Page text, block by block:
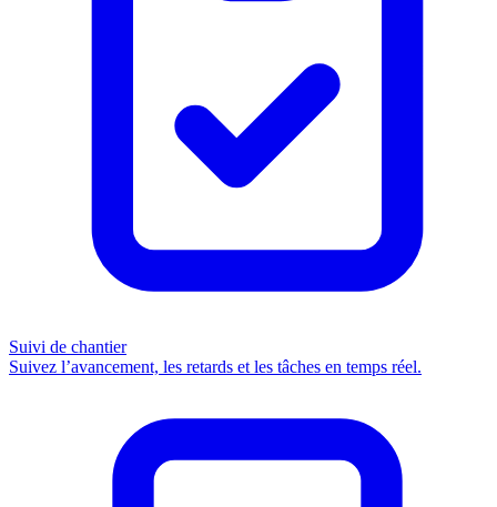
Suivi de chantier
Suivez l’avancement, les retards et les tâches en temps réel.